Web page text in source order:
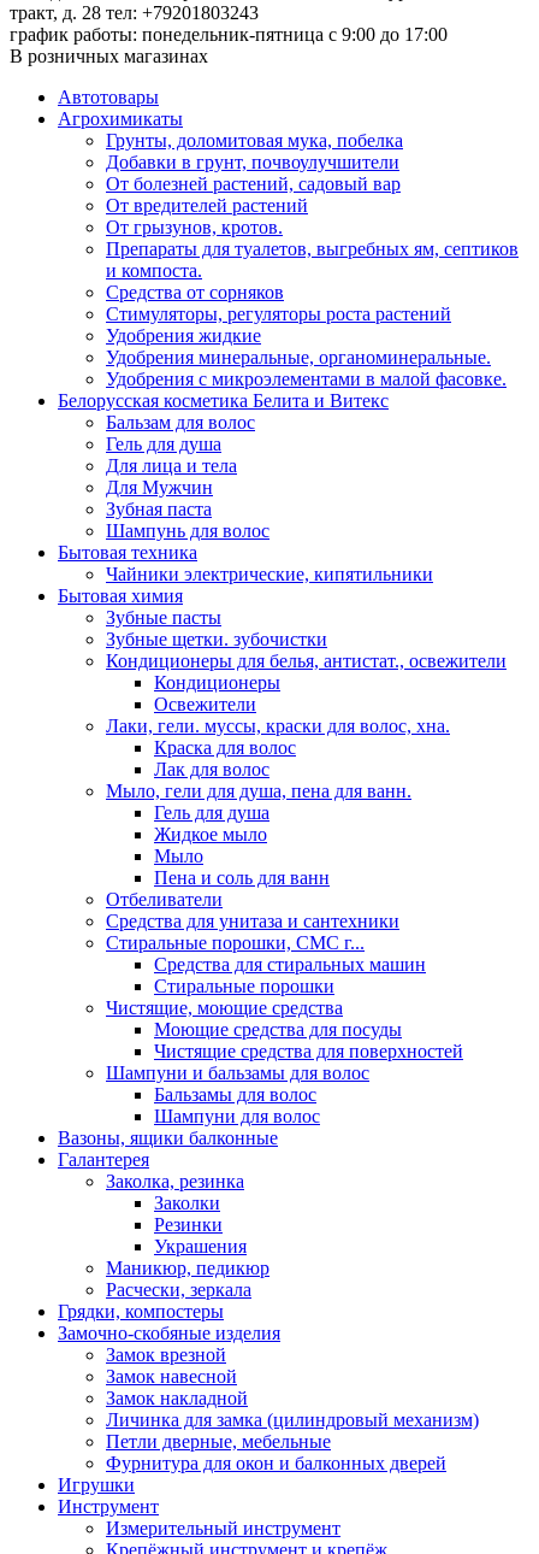
тракт, д. 28 тел: +79201803243
график работы: понедельник-пятница с 9:00 до 17:00
В розничных магазинах
Автотовары
Агрохимикаты
Грунты, доломитовая мука, побелка
Добавки в грунт, почвоулучшители
От болезней растений, садовый вар
От вредителей растений
От грызунов, кротов.
Препараты для туалетов, выгребных ям, септиков
и компоста.
Средства от сорняков
Стимуляторы, регуляторы роста растений
Удобрения жидкие
Удобрения минеральные, органоминеральные.
Удобрения с микроэлементами в малой фасовке.
Белорусская косметика Белита и Витекс
Бальзам для волос
Гель для душа
Для лица и тела
Для Мужчин
Зубная паста
Шампунь для волос
Бытовая техника
Чайники электрические, кипятильники
Бытовая химия
Зубные пасты
Зубные щетки. зубочистки
Кондиционеры для белья, антистат., освежители
Кондиционеры
Освежители
Лаки, гели. муссы, краски для волос, хна.
Краска для волос
Лак для волос
Мыло, гели для душа, пена для ванн.
Гель для душа
Жидкое мыло
Мыло
Пена и соль для ванн
Отбеливатели
Средства для унитаза и сантехники
Стиральные порошки, СМС г...
Средства для стиральных машин
Стиральные порошки
Чистящие, моющие средства
Моющие средства для посуды
Чистящие средства для поверхностей
Шампуни и бальзамы для волос
Бальзамы для волос
Шампуни для волос
Вазоны, ящики балконные
Галантерея
Заколка, резинка
Заколки
Резинки
Украшения
Маникюр, педикюр
Расчески, зеркала
Грядки, компостеры
Замочно-скобяные изделия
Замок врезной
Замок навесной
Замок накладной
Личинка для замка (цилиндровый механизм)
Петли дверные, мебельные
Фурнитура для окон и балконных дверей
Игрушки
Инструмент
Измерительный инструмент